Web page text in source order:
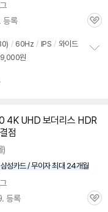
등록
관
/ 60Hz / IPS / 와이드
원
4K UHD 보더리스 HDR
점
)
성카드 / 무이자 최대 24개월
등록
관